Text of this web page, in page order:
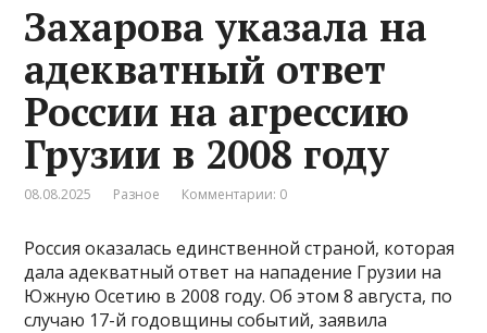
Захарова указала на
адекватный ответ
России на агрессию
Грузии в 2008 году
08.08.2025 Разное Комментарии: 0
Россия оказалась единственной страной, которая
дала адекватный ответ на нападение Грузии на
Южную Осетию в 2008 году. Об этом 8 августа, по
случаю 17-й годовщины событий, заявила